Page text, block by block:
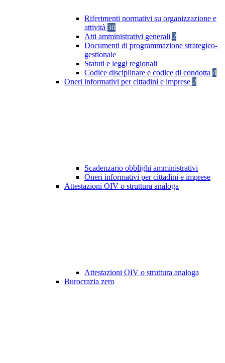
Riferimenti normativi su organizzazione e
attività 30
Atti amministrativi generali 2
Documenti di programmazione strategico-
gestionale
Statuti e leggi regionali
Codice disciplinare e codice di condotta 4
Oneri informativi per cittadini e imprese 2
Scadenzario obblighi amministrativi
Oneri informativi per cittadini e imprese
Attestazioni OIV o struttura analoga
Attestazioni OIV o struttura analoga
Burocrazia zero